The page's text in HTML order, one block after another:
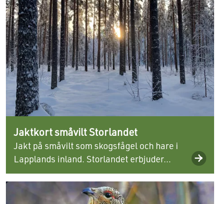
Jaktkort småvilt Storlandet
Jakt på småvilt som skogsfågel och hare i
Lapplands inland. Storlandet erbjuder...